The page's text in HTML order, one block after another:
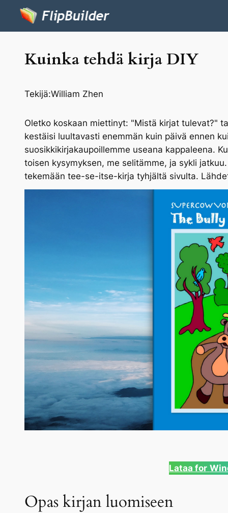
Kuinka tehdä kirja DIY
Tekijä:William Zhen
Oletko koskaan miettinyt: "Mistä kirjat tulevat?"
kestäisi luultavasti enemmän kuin päivä ennen
suosikkikirjakaupoillemme useana kappaleena.
toisen kysymyksen, me selitämme, ja sykli
tekemään tee-se-itse-kirja tyhjältä sivulta.
Lataa for
Opas kirjan luomiseen